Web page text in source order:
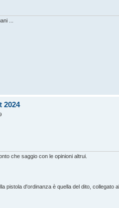
...
2024
che saggio con le opinioni altrui.
pistola d'ordinanza è quella del dito, collegato